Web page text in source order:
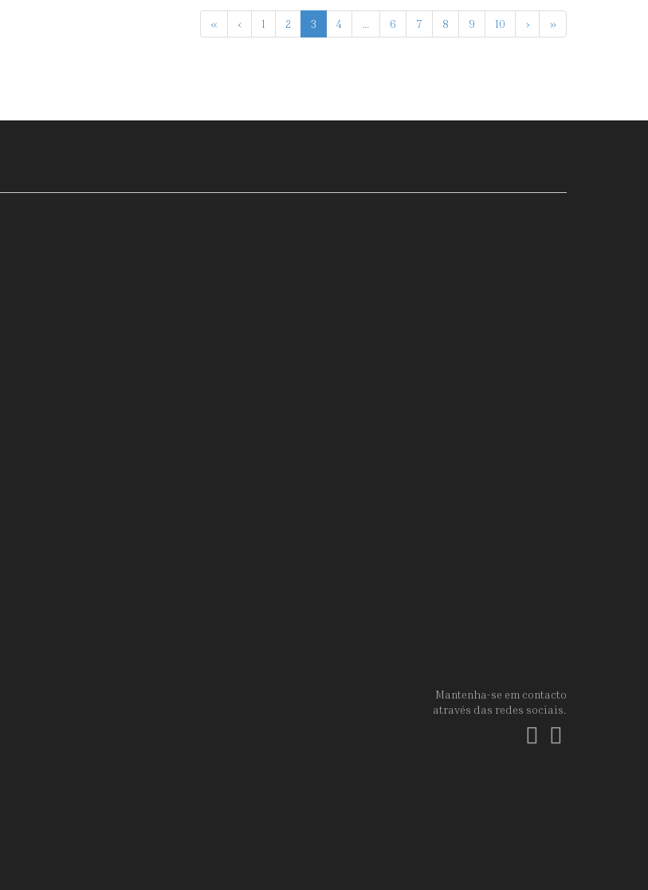
« ‹ 1 2 3 4 ... 6 7 8 9 10 › »
Mantenha-se em contacto
através das redes sociais.
Facebook